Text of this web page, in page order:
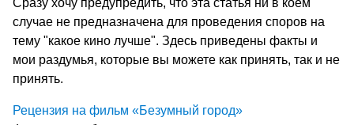
случае не предназначена для проведения споров на
тему "какое кино лучше". Здесь приведены факты и
мои раздумья, которые вы можете как принять, так и не
принять.
Рецензия на фильм «Безумный город»